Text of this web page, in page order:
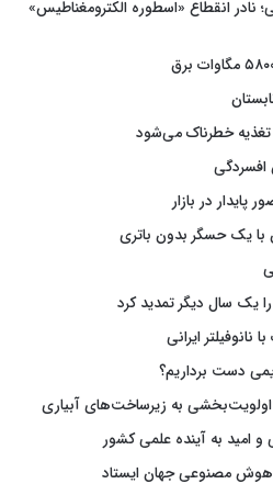
نادر انقطاع «اسطوره الکترومغناطیس»
تغذیه خطرناک می‌شود
افسردگی
پایدار در بازار
با یک حسگر بدون باتری
دست برداریم؟
اولویت‌بخشی به زیرساخت‌های آبیاری
و امید به آینده علمی کشور
هوش مصنوعی جهان ایستاد